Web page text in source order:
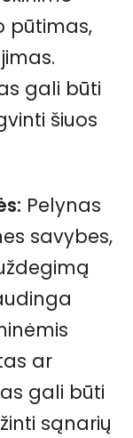
pūtimas,
gali būti
šiuos
Pelynas
savybes,
ar
gali būti
sąnarių